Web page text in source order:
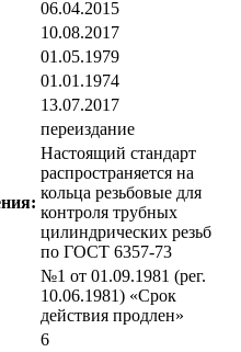
06.04.2015
10.08.2017
01.05.1979
01.01.1974
13.07.2017
переиздание
Настоящий стандарт
распространяется на
кольца резьбовые для
контроля трубных
цилиндрических резьб
по ГОСТ 6357-73
№1 от 01.09.1981 (рег.
10.06.1981) «Срок
действия продлен»
6